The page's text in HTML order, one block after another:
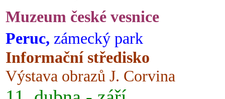
Muzeum české vesnice
Peruc, zámecký park
Informační středisko
Výstava obrazů J. Corvina